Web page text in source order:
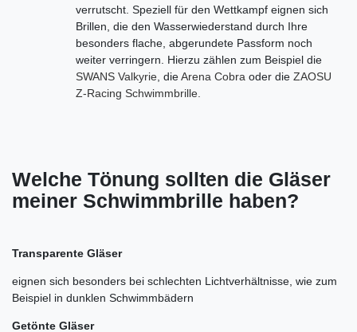
verrutscht. Speziell für den Wettkampf eignen sich
Brillen, die den Wasserwiederstand durch Ihre
besonders flache, abgerundete Passform noch
weiter verringern. Hierzu zählen zum Beispiel die
SWANS Valkyrie, dieArena Cobra oder die ZAOSU
Z-Racing Schwimmbrille.
Welche Tönung sollten die Gläser
meiner Schwimmbrille haben?
Transparente Gläser
eignen sich besonders bei schlechten Lichtverhältnisse, wie zum
Beispiel in dunklen Schwimmbädern
Getönte Gläser